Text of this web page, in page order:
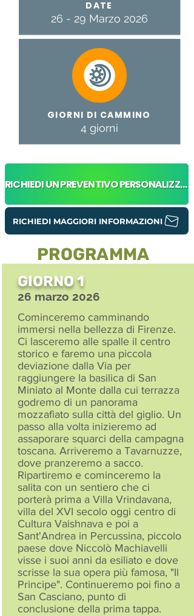
DATE
26 - 29 Marzo 2026
GIORNI DI CAMMINO
4 giorni
RICHIEDI UN PREVENTIVO PERSONALIZZATO
RICHIEDI MAGGIORI INFORMAZIONI
GIORNO 1
26 marzo 2026
Cominceremo camminando
immersi nella bellezza di Firenze.
Ci lasceremo alle spalle il centro
storico e faremo una piccola
deviazione dalla Via per
raggiungere la basilica di San
Miniato al Monte dalla cui terrazza
godremo di un panorama
mozzafiato sulla città del giglio. Un
passo alla volta inizieremo ad
assaporare squarci della campagna
toscana. Arriveremo a Tavarnuzze,
dove pranzeremo a sacco.
Ripartiremo e cominceremo la
salita con un sentiero che ci
porterà prima a Villa Vrindavana,
villa del XVI secolo oggi centro di
Cultura Vaishnava e poi a
Sant'Andrea in Percussina, piccolo
paese dove Niccolò Machiavelli
visse i suoi anni da esiliato e dove
scrisse la sua opera più famosa, "Il
Principe". Continueremo poi fino a
San Casciano, punto di
conclusione della prima tappa.
PROGRAMMA